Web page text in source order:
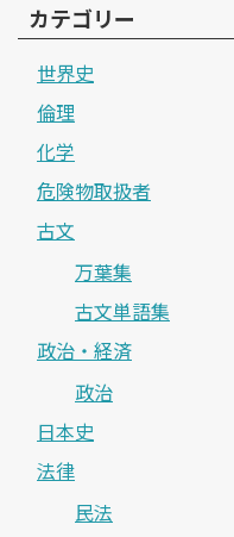
カテゴリー
世界史
倫理
化学
危険物取扱者
古文
万葉集
古文単語集
政治・経済
政治
日本史
法律
民法